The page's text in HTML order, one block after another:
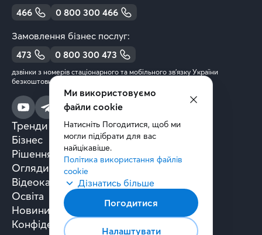
466
0 800 300 466
Замовлення бізнес послуг:
473
0 800 300 473
дзвінки з номерів стаціонарного та мобільного зв’язку України
безкоштовні
Тренди та аналітика
Бізнес
Рішення та технології
Огляди книг
Відеокасти
Освіта
Новини
Конфіденційність
Ми використовуємо
файли cookie
Натисніть Погодитися, щоб ми
могли підібрати для вас
найцікавіше.
Політика використання файлів
cookie
Дізнатись більше
Погодитися
Налаштувати